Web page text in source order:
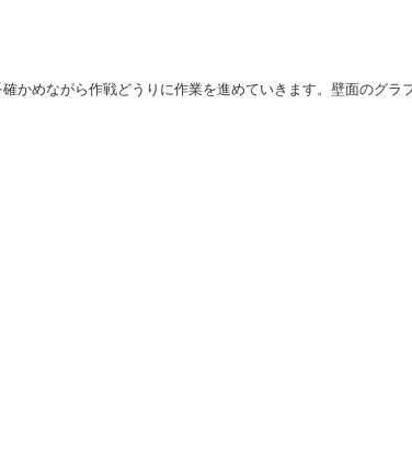
かめながら作戦どうりに作業を進めていきます。壁面のグラ